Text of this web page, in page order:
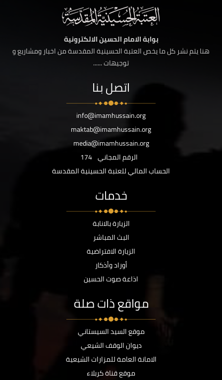
بوابة الامام الحسين الالكترونية
هنا يتم نشر كل ما يخص العتبة الحسينية المقدسة من اخبار ومشاريع و
توجيهات ......
اتصل بنا
info@imamhussain.org
maktab@imamhussain.org
media@imamhussain.org
الرقم المجاني 174
الحساب المالي للعتبة الحسينية المقدسة
خدمات
الزيارة بالانابة
البث المباشر
الزيارة الافتراضية
أوراد وأذكار
اذاعة صوت الحسين
مواقع ذات صلة
موقع السيد السيستاني
ديوان الوقف الشيعي
الامانة العامة للمزارات الشيعية
موقع قناة كربلاء